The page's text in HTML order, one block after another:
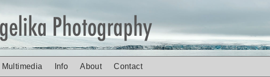
Multimedia Info About Contact